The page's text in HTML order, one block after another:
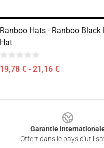
Ranboo Hats - Ranboo Black
Hat
19,78 € - 21,16 €
Garantie
Offert dans le pays